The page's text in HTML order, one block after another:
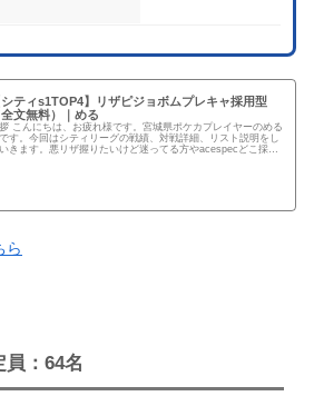
シティs1TOP4】リザピジョボムプレキャ採用型
全文無料）｜める
こんにちは、お疲れ様です。宮城県ポケカプレイヤーのめる
す。今回はシティリーグの戦績、対戦詳細、リスト説明をし
きます。悪リザ握りたいけど迷ってる方やacespecどこ採用
ら
員：64名